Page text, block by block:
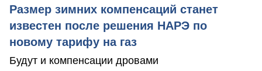
Размер зимних компенсаций станет
известен после решения НАРЭ по
новому тарифу на газ
Будут и компенсации дровами